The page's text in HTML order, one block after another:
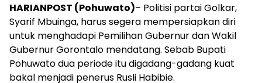
HARIANPOST (Pohuwato)– Politisi partai Golkar,
Syarif Mbuinga, harus segera mempersiapkan diri
untuk menghadapi Pemilihan Gubernur dan Wakil
Gubernur Gorontalo mendatang. Sebab Bupati
Pohuwato dua periode itu digadang-gadang kuat
bakal menjadi penerus Rusli Habibie.